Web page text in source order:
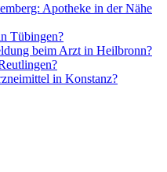
Apotheke in der Nähe
Tübingen?
beim Arzt in Heilbronn?
in Konstanz?